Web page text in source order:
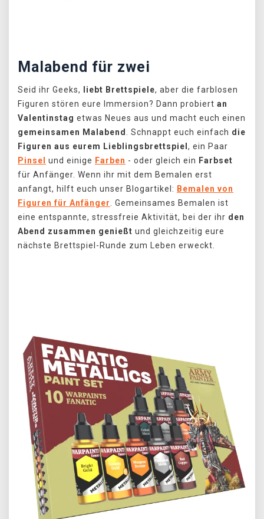
Malabend für zwei
Seid ihr Geeks, liebt Brettspiele, aber die farblosen
Figuren stören eure Immersion? Dann probiert an
Valentinstag etwas Neues aus und macht euch einen
gemeinsamen Malabend
. Schnappt euch einfach die
Figuren aus eurem Lieblingsbrettspiel , ein Paar
Pinsel
und einige Farben - oder gleich ein Farbset
für Anfänger. Wenn ihr mit dem Bemalen erst
anfangt, hilft euch unser Blogartikel: Bemalen von
Figuren für Anfänger
. Gemeinsames Bemalen ist
eine entspannte, stressfreie Aktivität, bei der ihr den
Abend zusammen genießt und gleichzeitig eure
nächste Brettspiel-Runde zum Leben erweckt.